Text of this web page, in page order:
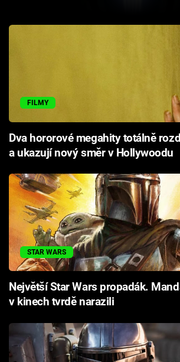
Přihlášení
FILMY
Dva hororové megahity totálně
a ukazují nový směr v Hollywoodu
STAR WARS
Největší Star Wars propadák.
v kinech tvrdě narazili